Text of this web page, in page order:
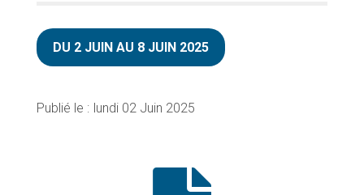
DU 2 JUIN AU 8 JUIN 2025
lundi 02 Juin 2025